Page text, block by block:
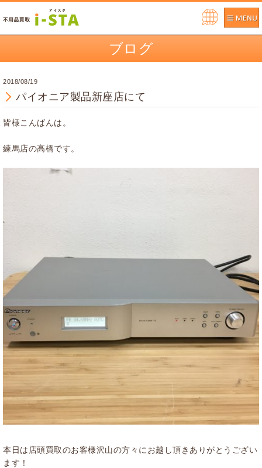
ブログ
2018/08/19
パイオニア製品新座店にて
皆様こんばんは。
練馬店の高橋です。
本日は店頭買取のお客様沢山の方々にお越し頂きありがとうござい
ます！